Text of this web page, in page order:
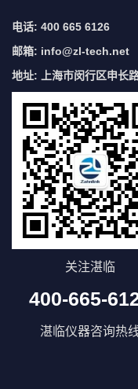
电话: 400 665 6126
邮箱: info@zl-tech.net
地址: 上海市闵行区申长
关注湛临
400-665-
湛临仪器咨询热